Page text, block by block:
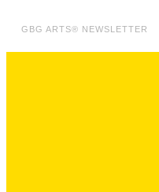
GBG ARTS® NEWSLETTER